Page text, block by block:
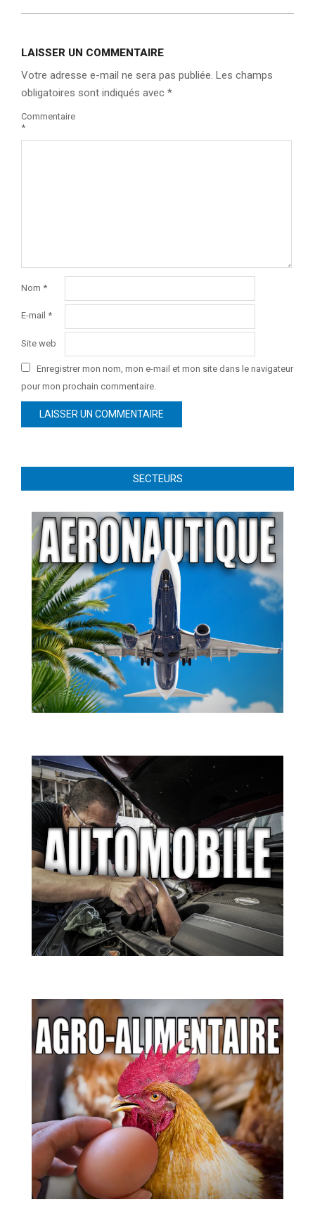
LAISSER UN COMMENTAIRE
Votre adresse e-mail ne sera pas publiée. Les champs
obligatoires sont indiqués avec *
Commentaire
*
Nom *
E-mail *
Site web
Enregistrer mon nom, mon e-mail et mon site dans le navigateur
pour mon prochain commentaire.
SECTEURS